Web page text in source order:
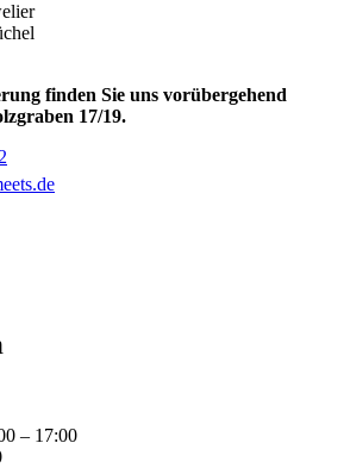
finden Sie uns vorübergehend
17/19.
– 17:00